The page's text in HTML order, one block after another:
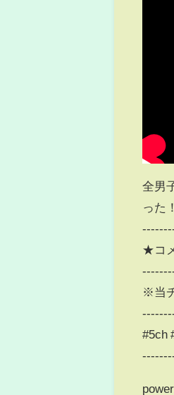
全男
った
★コ
※当
#5ch